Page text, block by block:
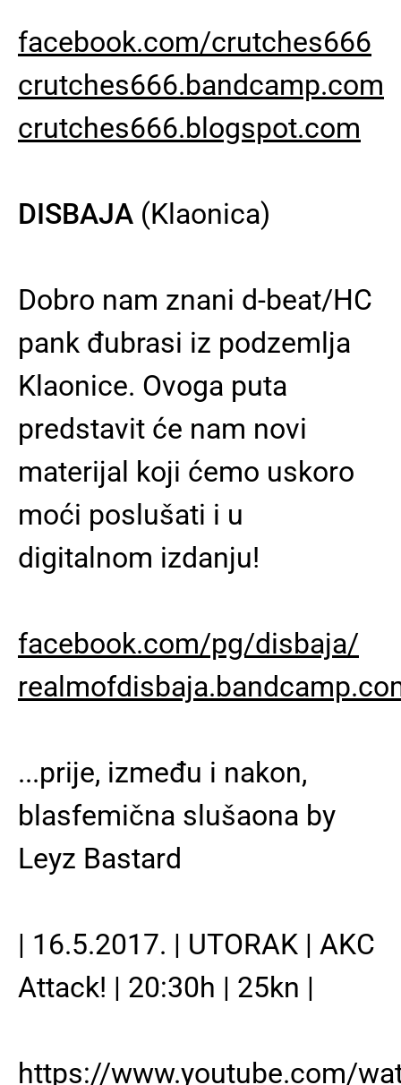
facebook.com/crutches666
crutches666.bandcamp.com
crutches666.blogspot.com
DISBAJA (Klaonica)
Dobro nam znani d-beat/HC
pank đubrasi iz podzemlja
Klaonice. Ovoga puta
predstavit će nam novi
materijal koji ćemo uskoro
moći poslušati i u
digitalnom izdanju!
facebook.com/pg/disbaja/
...prije, između i nakon,
blasfemična slušaona by
Leyz Bastard
| 16.5.2017. | UTORAK | AKC
Attack! | 20:30h | 25kn |
https://www.youtube.com/